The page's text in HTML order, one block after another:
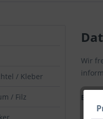
/ Kleber
/ Filz
Wir